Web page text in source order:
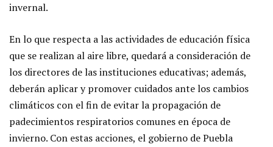
invernal.
En lo que respecta a las actividades de educación física
que se realizan al aire libre, quedará a consideración de
los directores de las instituciones educativas; además,
deberán aplicar y promover cuidados ante los cambios
climáticos con el fin de evitar la propagación de
padecimientos respiratorios comunes en época de
invierno. Con estas acciones, el gobierno de Puebla